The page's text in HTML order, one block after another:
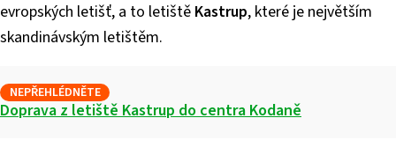
evropských letišť, a to letiště Kastrup, které je největším
skandinávským letištěm.
NEPŘEHLÉDNĚTE
Doprava z letiště Kastrup do centra Kodaně